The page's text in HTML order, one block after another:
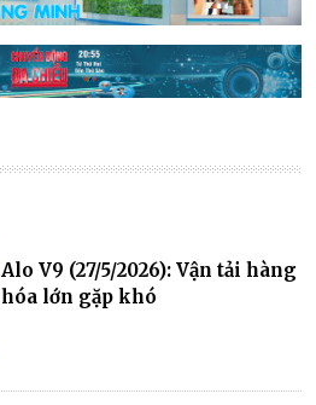
Alo V9 (27/5/2026): Vận tải hàng
hóa lớn gặp khó